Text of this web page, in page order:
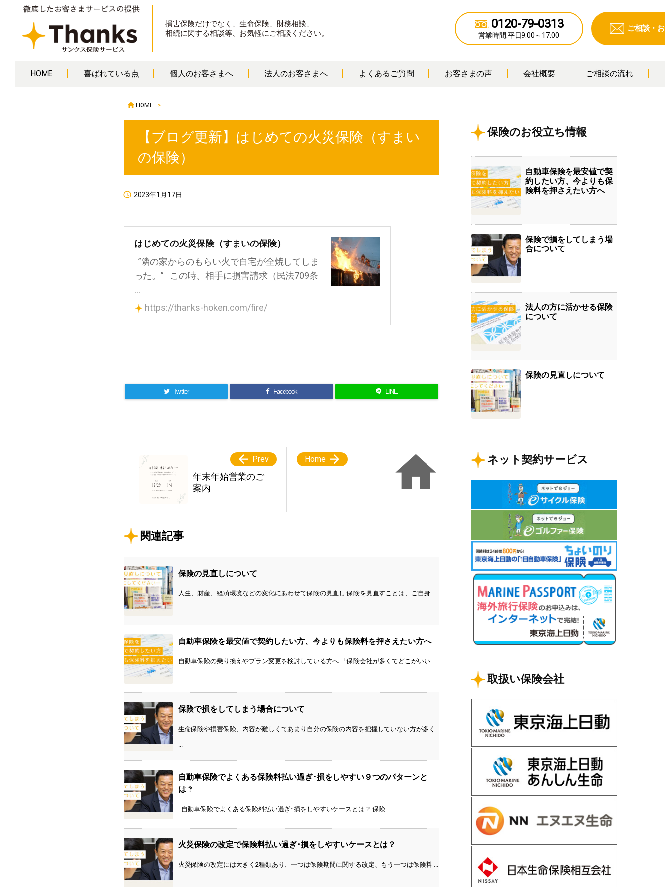
0120-79-0313
営業時間:平日9:00～17:00
ご相談・
損害保険だけでなく、生命保険、財務相談、
相続に関する相談等、お気軽にご相談ください。
HOME 喜ばれている点 個人のお客さまへ 法人のお客さまへ よくあるご質問 お客さまの声 会社概要 ご相談の流れ
HOME >
【ブログ更新】はじめての火災保険（すまい
の保険）
 2023年1月17日
はじめての火災保険（すまいの保険）
”隣の家からのもらい火で自宅が全焼してしま
った。” この時、相手に損害請求（民法709条
...
https://thanks-hoken.com/fire/
Twitter Facebook LINE


Home
年末年始営業のご
案内
 Prev
関連記事
保険の見直しについて
人生、財産、経済環境などの変化にあわせて保険の見直し 保険を見直すことは、ご自身 ...
自動車保険を最安値で契約したい方、今よりも保険料を押さえたい方へ
自動車保険の乗り換えやプラン変更を検討している方へ 「保険会社が多くてどこがいい ...
保険で損をしてしまう場合について
生命保険や損害保険、内容が難しくてあまり自分の保険の内容を把握していない方が多く
...
自動車保険でよくある保険料払い過ぎ･損をしやすい９つのパターンと
は？
自動車保険でよくある保険料払い過ぎ･損をしやすいケースとは？ 保険 ...
火災保険の改定で保険料払い過ぎ･損をしやすいケースとは？
火災保険の改定には大きく2種類あり、一つは保険期間に関する改定、もう一つは保険料 ...
保険のお役立ち情報
自動車保険を最安値で契
約したい方、今よりも保
険料を押さえたい方へ
保険で損をしてしまう場
合について
法人の方に活かせる保険
について
保険の見直しについて
ネット契約サービス
取扱い保険会社